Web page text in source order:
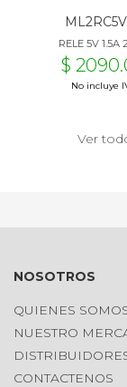
RELE 5V 1.5A
$
No incluye
Ver
NOSOTROS
QUIENES
NUESTRO
CONTACTENOS